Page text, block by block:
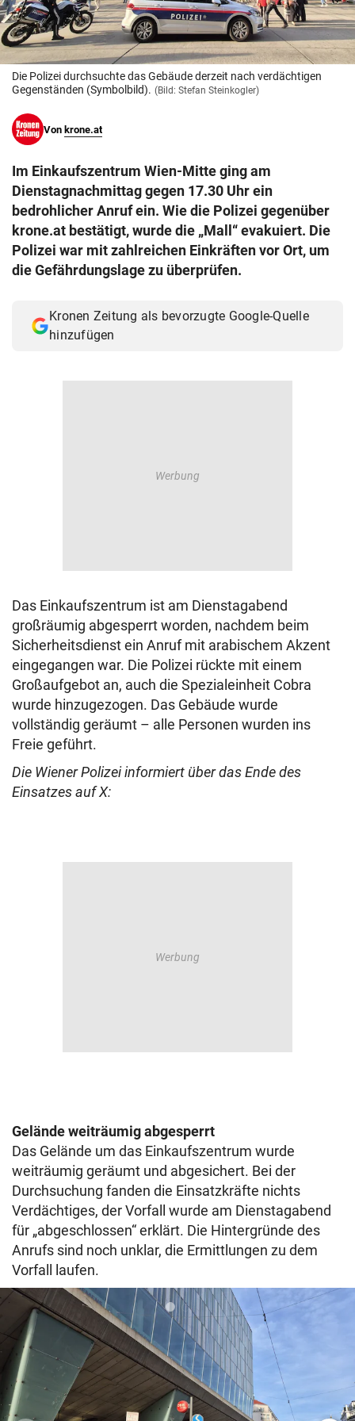
© Krone Multimedia GmbH & Co KG 2026
Muthgasse 2, 1190 Wien
Die Polizei durchsuchte das Gebäude derzeit nach verdächtigen
Gegenständen (Symbolbild). (Bild: Stefan Steinkogler)
Von krone.at
Im Einkaufszentrum Wien-Mitte ging am
Dienstagnachmittag gegen 17.30 Uhr ein
bedrohlicher Anruf ein. Wie die Polizei gegenüber
krone.at bestätigt, wurde die „Mall“ evakuiert. Die
Polizei war mit zahlreichen Einkräften vor Ort, um
die Gefährdungslage zu überprüfen.
Kronen Zeitung als bevorzugte Google-Quelle
hinzufügen
Das Einkaufszentrum ist am Dienstagabend
großräumig abgesperrt worden, nachdem beim
Sicherheitsdienst ein Anruf mit arabischem Akzent
eingegangen war. Die Polizei rückte mit einem
Großaufgebot an, auch die Spezialeinheit Cobra
wurde hinzugezogen. Das Gebäude wurde
vollständig geräumt – alle Personen wurden ins
Freie geführt.
Die Wiener Polizei informiert über das Ende des
Einsatzes auf X:
Gelände weiträumig abgesperrt
Das Gelände um das Einkaufszentrum wurde
weiträumig geräumt und abgesichert. Bei der
Durchsuchung fanden die Einsatzkräfte nichts
Verdächtiges, der Vorfall wurde am Dienstagabend
für „abgeschlossen“ erklärt. Die Hintergründe des
Anrufs sind noch unklar, die Ermittlungen zu dem
Vorfall laufen.